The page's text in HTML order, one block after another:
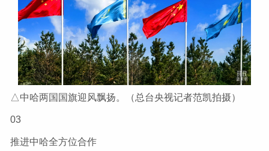
△中哈两国国旗迎风飘扬。（总台央视记者范凯拍摄）
03
推进中哈全方位合作